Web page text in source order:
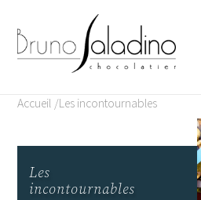
Accueil Les incontournables
Les
incontournables
Panneau de gestion des cookies